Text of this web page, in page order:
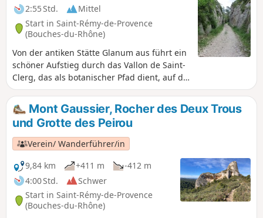
2:55 Std.
Mittel
Start in Saint-Rémy-de-Provence
(Bouches-du-Rhône)
Von der antiken Stätte Glanum aus führt ein
schöner Aufstieg durch das Vallon de Saint-
Clerg, das als botanischer Pfad dient, auf die
Bergrücken und wieder hinunter zum See
von Peiroou (Peirou, auf der IGN-Karte).
Mont Gaussier, Rocher des Deux Trous
und Grotte des Peirou
Verein/ Wanderführer/in
9,84 km
+411 m
-412 m
4:00 Std.
Schwer
Start in Saint-Rémy-de-Provence
(Bouches-du-Rhône)